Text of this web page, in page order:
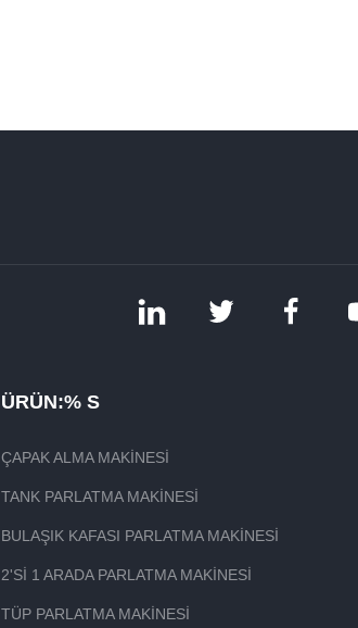
ÜRÜN:% S
ÇAPAK ALMA MAKINESI
TANK PARLATMA MAKINESI
BULAŞIK KAFASI PARLATMA MAKINESI
2'SI 1 ARADA PARLATMA MAKINESI
TÜP PARLATMA MAKINESI